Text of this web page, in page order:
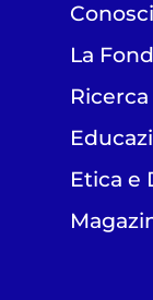
La
Etica e